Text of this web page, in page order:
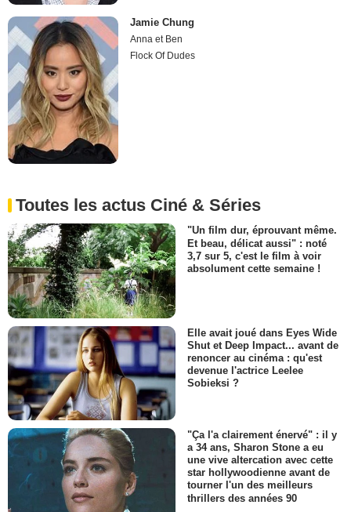
Jamie Chung
Anna et Ben
Flock Of Dudes
Toutes les actus Ciné & Séries
"Un film dur, éprouvant même.
Et beau, délicat aussi" : noté
3,7 sur 5, c'est le film à voir
absolument cette semaine !
Elle avait joué dans Eyes Wide
Shut et Deep Impact... avant de
renoncer au cinéma : qu'est
devenue l'actrice Leelee
Sobieksi ?
"Ça l'a clairement énervé" : il y
a 34 ans, Sharon Stone a eu
une vive altercation avec cette
star hollywoodienne avant de
tourner l'un des meilleurs
thrillers des années 90